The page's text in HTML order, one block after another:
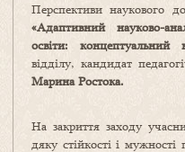
Перспективи наукового
«Адаптивний науково-
освіти: концептуальний
відділу, кандидат
Марина Ростока.
На закриття заходу
дяку стійкості і мужності